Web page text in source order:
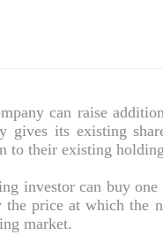
can raise
gives its existing
to their existing
investor can buy
price at which the
market.